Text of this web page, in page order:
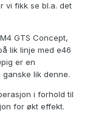
vi fikk se bl.a. det
GTS Concept,
lik linje med e46
er en
lik denne.
i forhold til
for økt effekt.